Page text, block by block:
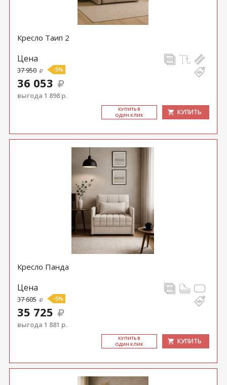
Кресло Таип 2
Цена
37 950 -5%
36 053
выгода 1 898 р.
КУ­ПИТЬ В
ОДИН КЛИК
КУПИТЬ
Кресло Панда
Цена
37 605 -5%
35 725
выгода 1 881 р.
КУ­ПИТЬ В
ОДИН КЛИК
КУПИТЬ